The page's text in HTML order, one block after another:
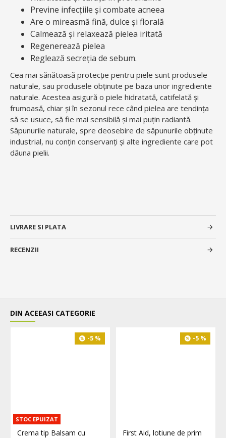
Previne infecțiile și combate acneea
Are o mireasmă fină, dulce și florală
Calmează și relaxează pielea iritată
Regenerează pielea
Reglează secreția de sebum.
Cea mai sănătoasă protecție pentru piele sunt produsele
naturale, sau produsele obținute pe baza unor ingrediente
naturale. Acestea asigură o piele hidratată, catifelată și
frumoasă, chiar și în sezonul rece când pielea are tendința
să se usuce, să fie mai sensibilă și mai puțin radiantă.
Săpunurile naturale, spre deosebire de săpunurile obținute
industrial, nu conțin conservanți și alte ingrediente care pot
dăuna pielii.
LIVRARE SI PLATA
RECENZII
DIN ACEEASI CATEGORIE
-5 %
STOC EPUIZAT
Crema tip Balsam cu
-5 %
First Aid, lotiune de prim